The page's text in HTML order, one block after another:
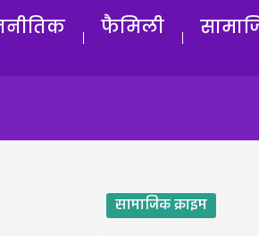
फैमिली
सामाजिक क्राइम